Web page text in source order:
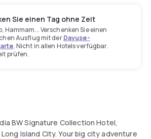
Sie einen Tag ohne Zeit
Hammam... Verschenken Sie einen
Ausflug mit derDayuse-
. Nicht in allen Hotels verfügbar.
prüfen.
BW Signature Collection Hotel,
Island City. Your big city adventure